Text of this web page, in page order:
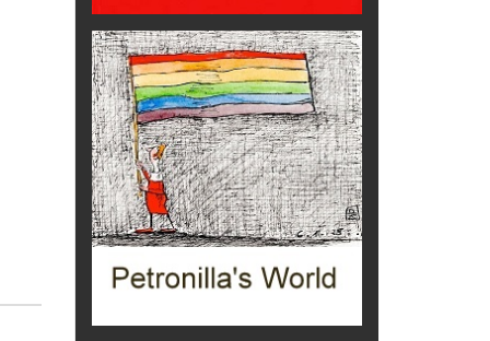
montagna
eventi
Grecia, le donne di Olympos
Viaggi
Ecco come salvare il viaggio
aereo
imprevisti...
C'era una volta la legge per le
Idee per il futuro